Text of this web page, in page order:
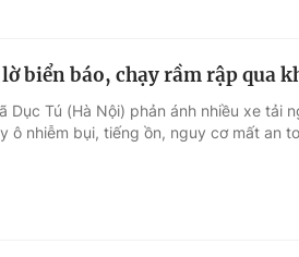
biển báo, chạy rầm rập qua
Dục Tú (Hà Nội) phản ánh nhiều xe tải
ô nhiễm bụi, tiếng ồn, nguy cơ mất an